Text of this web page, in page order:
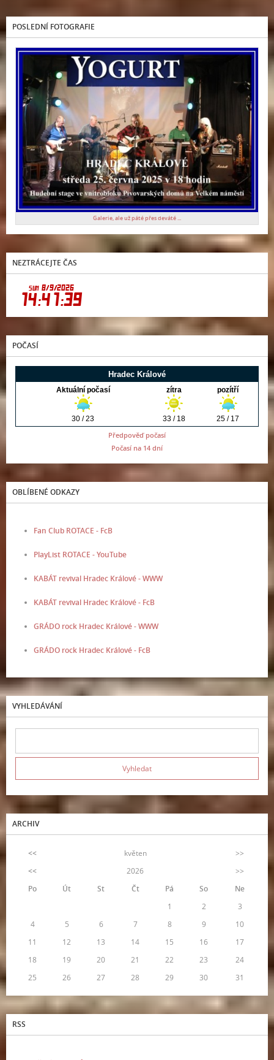
POSLEDNÍ FOTOGRAFIE
Galerie, ale už páté přes deváté ...
NEZTRÁCEJTE ČAS
POČASÍ
Předpověď počasí
Počasí na 14 dní
OBLÍBENÉ ODKAZY
Fan Club ROTACE - FcB
PlayList ROTACE - YouTube
KABÁT revival Hradec Králové - WWW
KABÁT revival Hradec Králové - FcB
GRÁDO rock Hradec Králové - WWW
GRÁDO rock Hradec Králové - FcB
VYHLEDÁVÁNÍ
ARCHIV
<< květen
>>
<<
2026
>>
Po
Út St Čt Pá So
Ne
1
2
3
4
5 6 7 8 9
10
11
12 13 14 15 16
17
18
19 20 21 22 23
24
25
26 27 28 29 30 31
RSS